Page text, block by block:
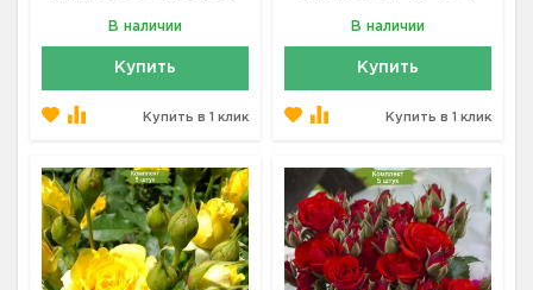
В наличии
Купить
Купить в 1 клик
В наличии
Купить
Купить в 1 клик